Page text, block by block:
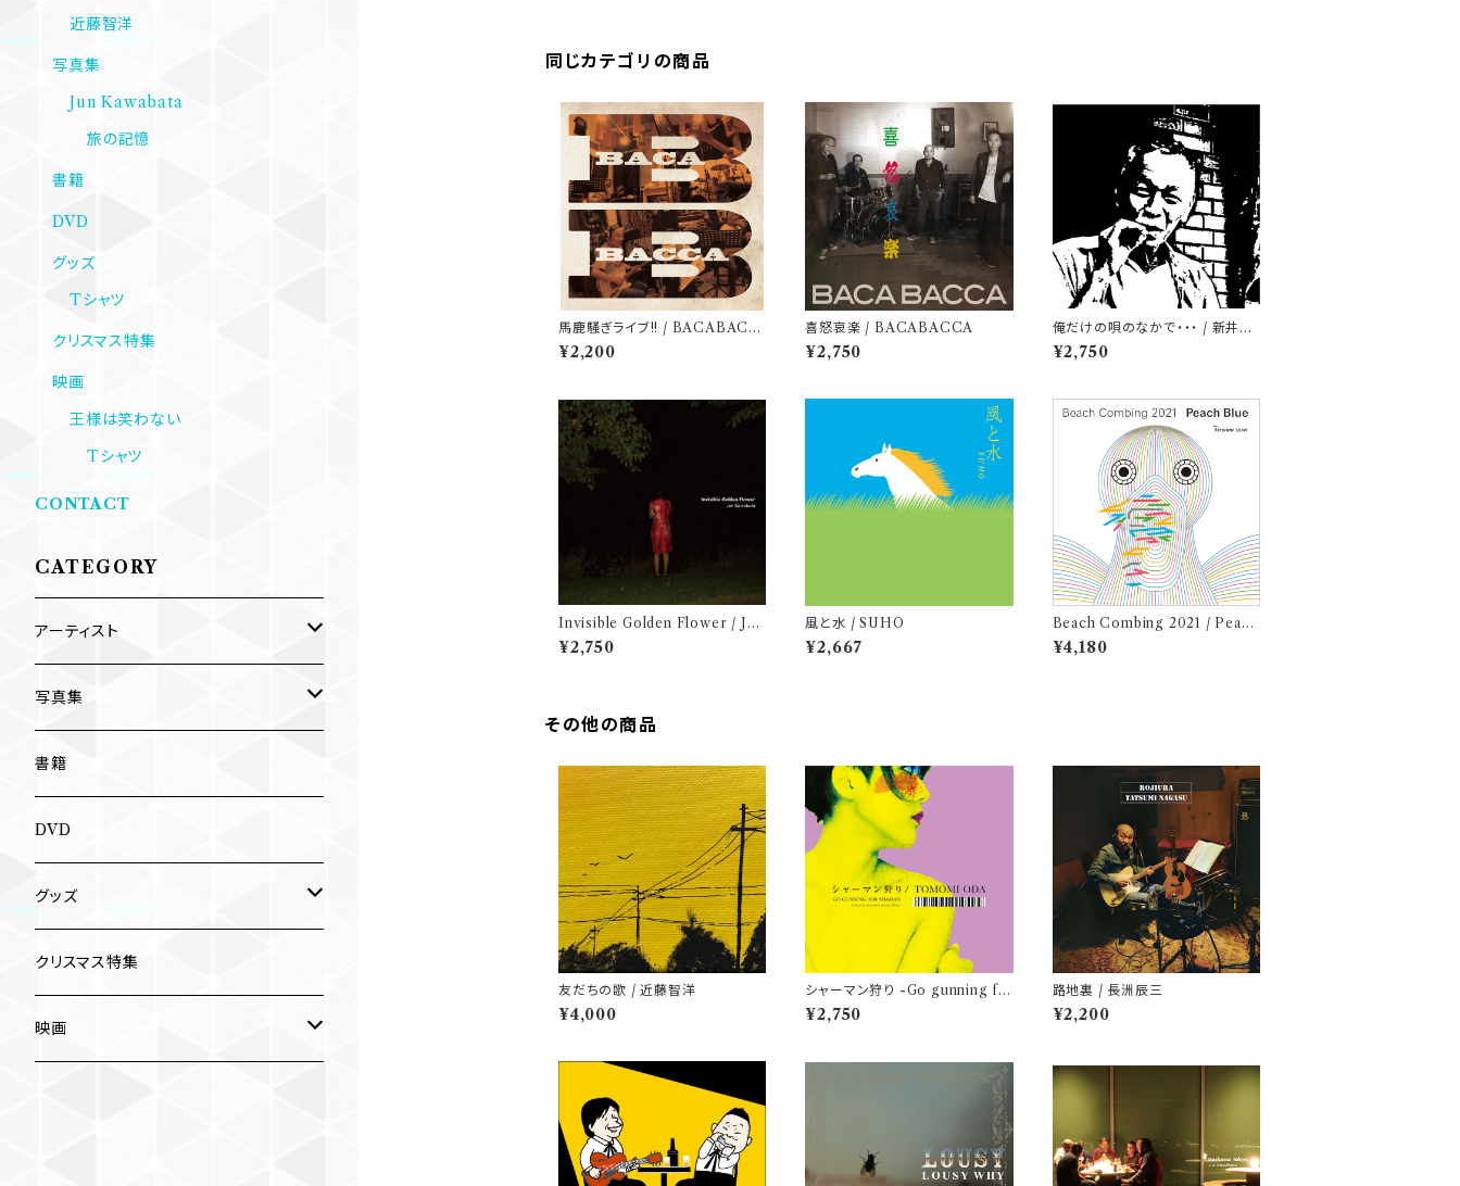
同じカテゴリの商品
馬鹿騒ぎライブ!! / BACABACC
A
¥2,200
喜怒哀楽 / BACABACCA
¥2,750
俺だけの唄のなかで・・・ / 新井武
士
¥2,750
Invisible Golden Flower / Jun
Kawabata
¥2,750
風と水 / SUHO
¥2,667
Beach Combing 2021 / Peach
Blue (LPレコード＋CD)
¥4,180
その他の商品
友だちの歌 / 近藤智洋
¥4,000
シャーマン狩り -Go gunning fo
r Shaman- / 小田朋美
¥2,750
路地裏 / 長洲辰三
¥2,200
近藤智洋
写真集
Jun Kawabata
旅の記憶
書籍
DVD
グッズ
Tシャツ
クリスマス特集
映画
王様は笑わない
Tシャツ
CONTACT
CATEGORY
アーティスト
内海利勝
南博
ASA-CHANG
Jun Kawabata
Mooney
ミャンマー伝統音楽
写真集
Jun Kawabata
旅の記憶
書籍
DVD
グッズ
Tシャツ
クリスマス特集
映画